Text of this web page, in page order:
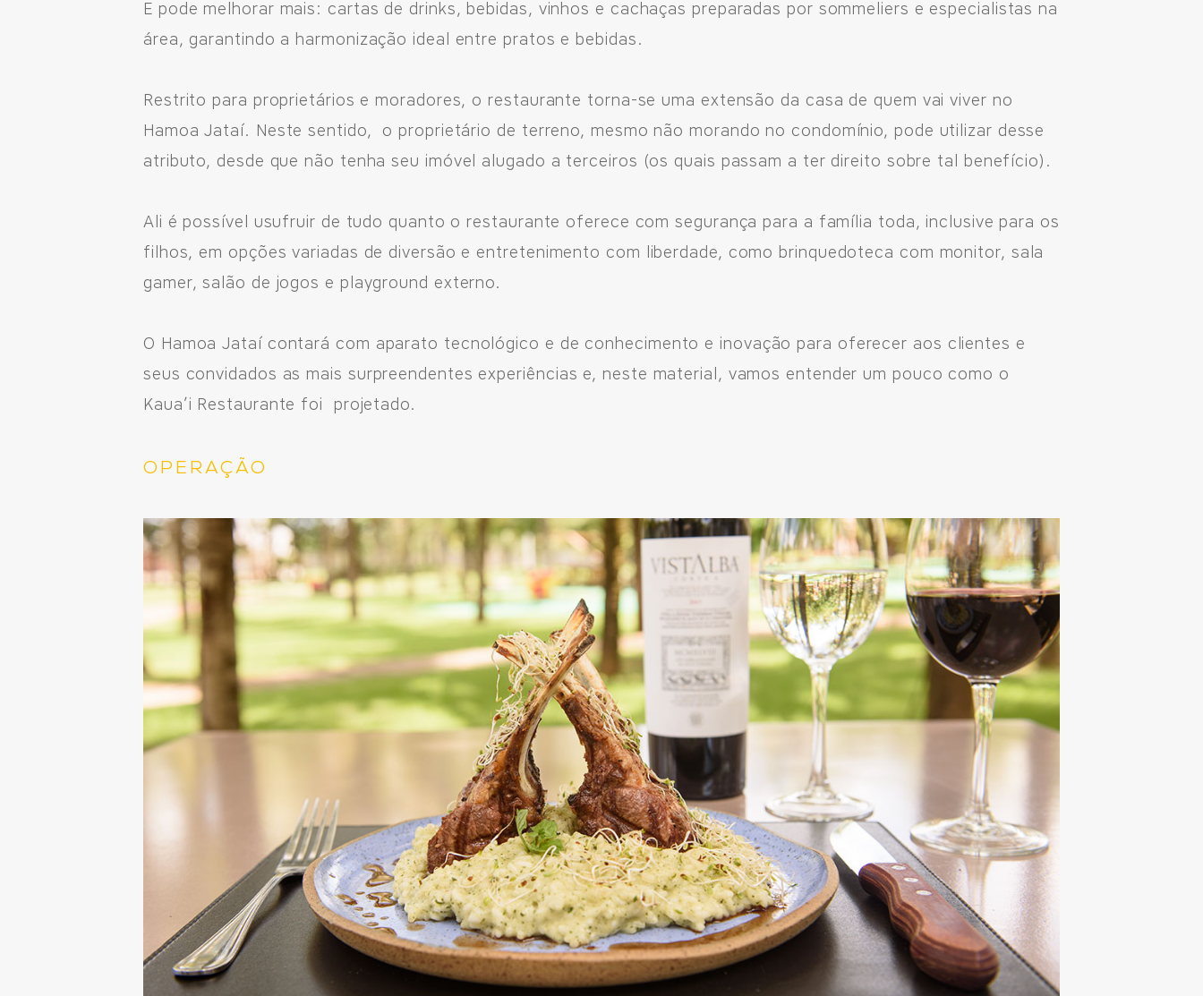
E pode melhorar mais: cartas de drinks, bebidas, vinhos e cachaças preparadas por sommeliers e especialistas na
área, garantindo a harmonização ideal entre pratos e bebidas.
Restrito para proprietários e moradores, o restaurante torna-se uma extensão da casa de quem vai viver no
Hamoa Jataí. Neste sentido, o proprietário de terreno, mesmo não morando no condomínio, pode utilizar desse
atributo, desde que não tenha seu imóvel alugado a terceiros (os quais passam a ter direito sobre tal benefício).
Ali é possível usufruir de tudo quanto o restaurante oferece com segurança para a família toda, inclusive para os
filhos, em opções variadas de diversão e entretenimento com liberdade, como brinquedoteca com monitor, sala
gamer, salão de jogos e playground externo.
O Hamoa Jataí contará com aparato tecnológico e de conhecimento e inovação para oferecer aos clientes e
seus convidados as mais surpreendentes experiências e, neste material, vamos entender um pouco como o
Kaua’i Restaurante foi projetado.
OPERAÇÃO